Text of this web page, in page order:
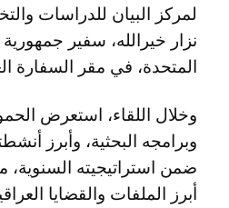
لمركز البيان للدراسات
نزار خيرالله، سفير
المتحدة، في مقر السفارة
وخلال اللقاء، استعرض
وبرامجه البحثية، وأبرز
ضمن استراتيجيته
أبرز الملفات والقضايا